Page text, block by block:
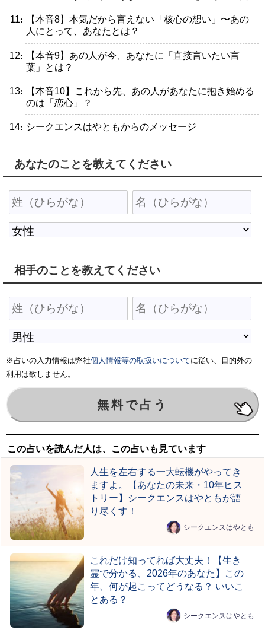
・【本音8】本気だから言えない「核心の想い」〜あの
人にとって、あなたとは？
・【本音9】あの人が今、あなたに「直接言いたい言
葉」とは？
・【本音10】これから先、あの人があなたに抱き始める
のは「恋心」？
・シークエンスはやともからのメッセージ
あなたのことを教えてください
相手のことを教えてください
※占いの入力情報は弊社個人情報等の取扱いについてに従い、目的外の
利用は致しません。
この占いを読んだ人は、この占いも見ています
人生を左右する一大転機がやってき
ますよ。【あなたの未来・10年ヒス
トリー】シークエンスはやともが語
り尽くす！
シークエンスはやとも
これだけ知ってれば大丈夫！【生き
霊で分かる、2026年のあなた】この
年、何が起こってどうなる？ いいこ
とある？
シークエンスはやとも